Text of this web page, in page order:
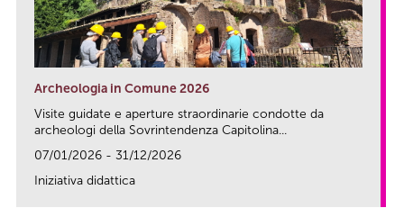
Archeologia in Comune 2026
Visite guidate e aperture straordinarie condotte da
archeologi della Sovrintendenza Capitolina...
07/01/2026 - 31/12/2026
Iniziativa didattica